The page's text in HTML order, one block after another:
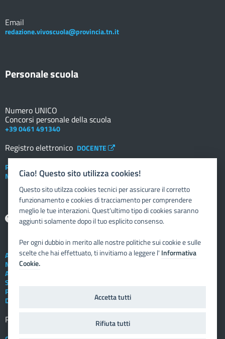
Email
redazione.vivoscuola@provincia.tn.it
Personale scuola
Numero UNICO
Concorsi personale della scuola
+39 0461 491340
Registro elettronico DOCENTE
Posta elettronica istituzionale
Nuovo sportello dipendente
Aiuto
Assistenza tecnica
Note legali
Albo telematico
Social Media Policy
Privacy
Dichiarazione di accessibilità
Registro elettronico
FAMIGLIA
Ciao! Questo sito utilizza cookies!
Questo sito utilzza cookies tecnici per assicurare il corretto
funzionamento e cookies di tracciamento per comprendere
meglio le tue interazioni. Quest'ultimo tipo di cookies saranno
aggiunti solamente dopo il tuo esplicito consenso.
Per ogni dubbio in merito alle nostre politiche sui cookie e sulle
scelte che hai effettuato, ti invitiamo a leggere l' Informativa
Cookie.
Accetta tutti
Rifiuta tutti